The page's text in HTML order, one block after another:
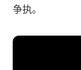
争执。